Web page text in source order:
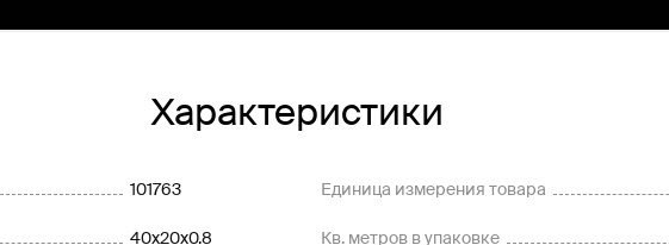
Характеристики
101763
40x20x0.8
Единица измерения товара
Кв. метров в упаковке